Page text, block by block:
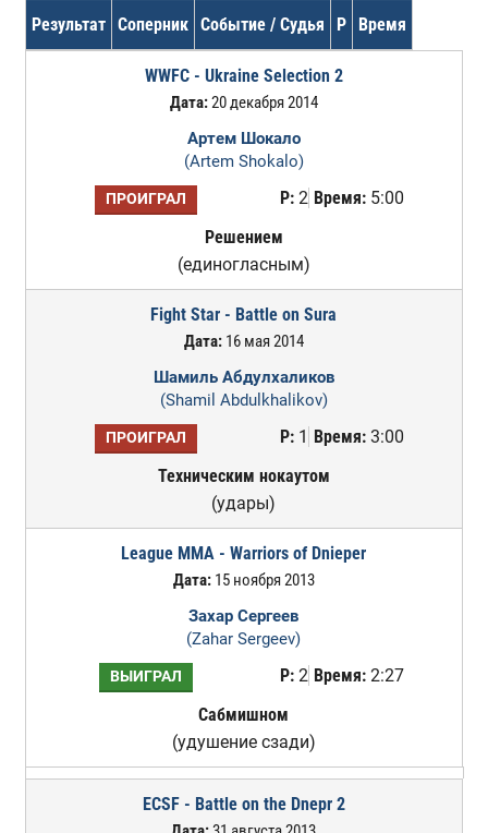
Результат Соперник Событие / Судья Р Время
WWFC - Ukraine Selection 2
Дата:20 декабря 2014
Артем Шокало
(Artem Shokalo)
ПРОИГРАЛ Р:2 Время:5:00
Решением
(единогласным)
Fight Star - Battle on Sura
Дата:16 мая 2014
Шамиль Абдулхаликов
(Shamil Abdulkhalikov)
ПРОИГРАЛ Р:1 Время:3:00
Техническим нокаутом
(удары)
League MMA - Warriors of Dnieper
Дата:15 ноября 2013
Захар Сергеев
(Zahar Sergeev)
ВЫИГРАЛ Р:2 Время:2:27
Сабмишном
(удушение сзади)
ECSF - Battle on the Dnepr 2